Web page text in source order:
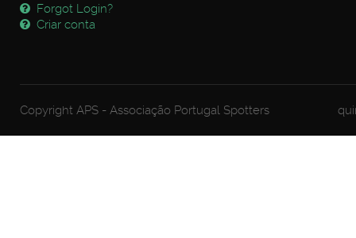
Forgot Login?
Criar conta
Copyright APS - Associação Portugal Spotters